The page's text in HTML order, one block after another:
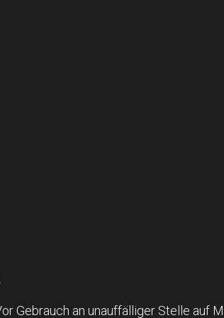
Gebrauch an unauffälliger Stelle auf